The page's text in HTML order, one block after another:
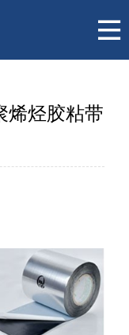
烯烃胶粘带